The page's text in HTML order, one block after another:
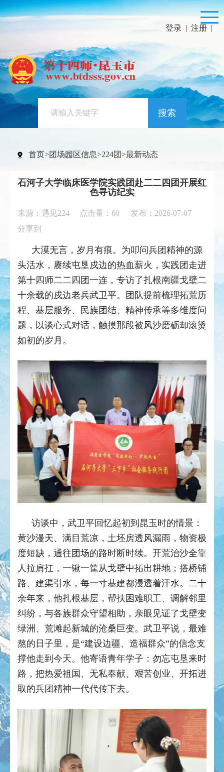
登录 | 注册 |
搜索
首页>团场园区信息>224团>最新动态
石河子大学临床医学院实践团赴二二四团开展红
色寻访纪实
来源：遇见224 点击量： 60
发布：2026-07-07
分享到
大漠无言，岁月有痕。为叩问兵团精神的源
头活水，赓续屯垦戍边的热血薪火，实践团走进
第十四师二二四团一连，专访了扎根南疆戈壁二
十余载的戍边老兵武卫平。团队提前梳理拓荒历
程、基层服务、民族团结、精神传承等多维度问
题，以谈心式对话，触摸那段被风沙磨砺却滚烫
如初的岁月。
访谈中，武卫平回忆起初到昆玉时的情景：
黄沙漫天、满目荒凉，土坯房透风漏雨，物资极
度短缺，通往团场的路时断时续。开荒治沙全靠
人拉肩扛，一锹一筐从戈壁中拓出耕地；搭桥铺
路、建渠引水，每一寸基建都浸透着汗水。二十
余年来，他扎根基层，帮扶困难职工、调解邻里
纠纷，与各族群众守望相助，亲眼见证了戈壁变
绿洲、荒滩起新城的沧桑巨变。武卫平说，最难
熬的日子里，是“建设边疆、造福群众”的信念支
撑他走到今天。他寄语青年学子：勿忘屯垦来时
路，把热爱祖国、无私奉献、艰苦创业、开拓进
取的兵团精神一代代传下去。